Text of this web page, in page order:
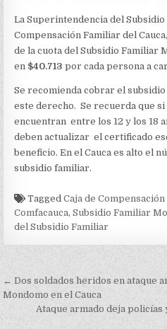
La Superintendencia del Subsidio
Compensación Familiar del
de la cuota del Subsidio Familiar
en $40.713 por cada persona a
Se recomienda cobrar el
este derecho. Se recuerda que
encuentran entre los 12 y los 18
deben actualizar el certificado
beneficio. En el Cauca es alto el
subsidio familiar.
TaggedCaja de
Comfacauca,Subsidio Familiar
del Subsidio Familiar
Navegación
de
entradas
← Dos soldados heridos en ataque
Mondomo en el Cauca
Ataque armado deja